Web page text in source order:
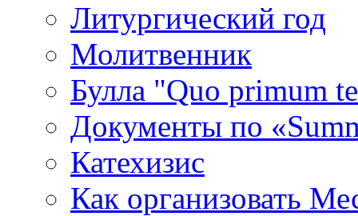
Литургический год
Молитвенник
Булла "Quo primum
Документы по
Катехизис
Как организовать